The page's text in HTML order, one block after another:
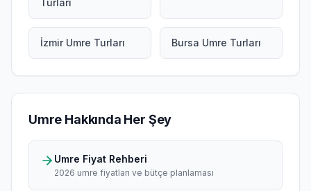
Turları
İzmir Umre Turları Bursa Umre Turları
Umre Hakkında Her Şey
Umre Fiyat Rehberi
2026 umre fiyatları ve bütçe planlaması